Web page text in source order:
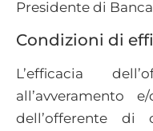
Presidente di Banca
Condizioni di
L’efficacia
all’avveramento
dell’offerente di